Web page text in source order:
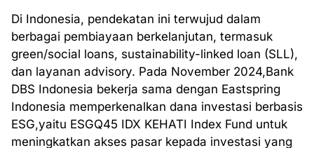
Di Indonesia, pendekatan ini terwujud dalam
berbagai pembiayaan berkelanjutan, termasuk
green/social loans, sustainability-linked loan (SLL),
dan layanan advisory. Pada November 2024,Bank
DBS Indonesia bekerja sama dengan Eastspring
Indonesia memperkenalkan dana investasi berbasis
ESG,yaitu ESGQ45 IDX KEHATI Index Fund untuk
meningkatkan akses pasar kepada investasi yang